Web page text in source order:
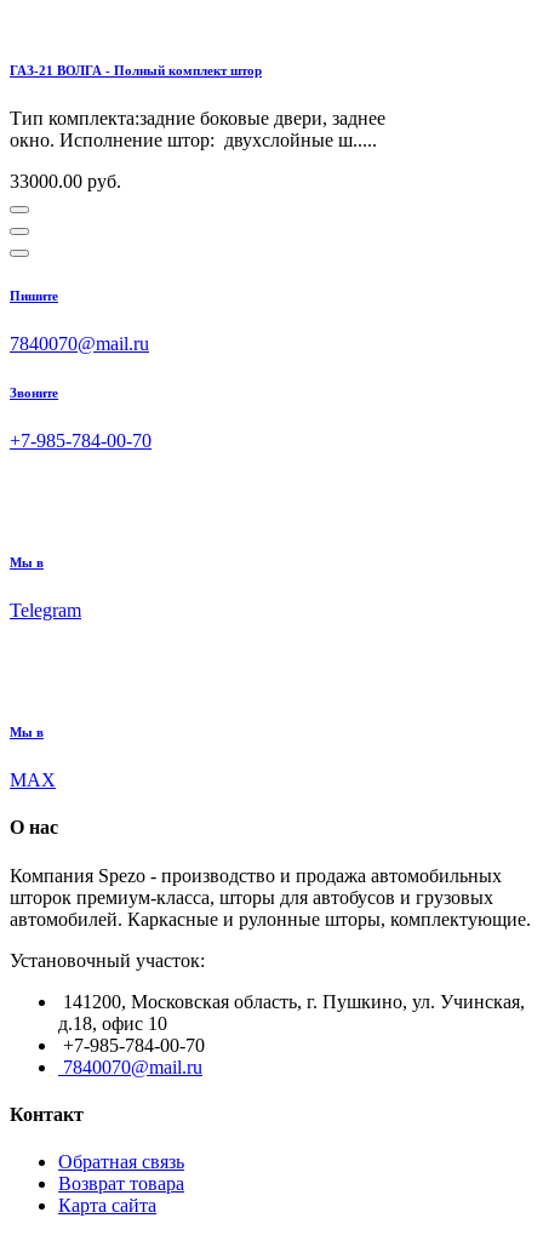
ГАЗ-21 ВОЛГА - Полный комплект штор
Тип комплекта:задние боковые двери, заднее
окно. Исполнение штор: двухслойные ш.....
33000.00 руб.
Пишите
7840070@mail.ru
Звоните
+7-985-784-00-70
Мы в
Telegram
Мы в
MAX
О нас
Компания Spezo - производство и продажа автомобильных
шторок премиум-класса, шторы для автобусов и грузовых
автомобилей. Каркасные и рулонные шторы, комплектующие.
Установочный участок:
141200, Московская область, г. Пушкино, ул. Учинская,
д.18, офис 10
+7-985-784-00-70
7840070@mail.ru
Контакт
Обратная связь
Возврат товара
Карта сайта